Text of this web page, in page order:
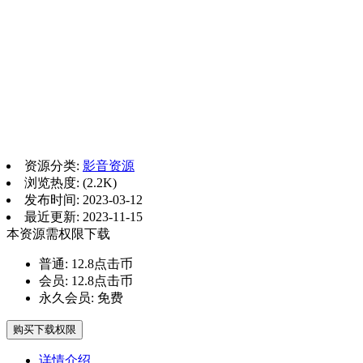
资源分类: 影音资源
浏览热度: (2.2K)
发布时间: 2023-03-12
最近更新: 2023-11-15
本资源需权限下载
普通: 12.8点击币
会员: 12.8点击币
永久会员: 免费
购买下载权限
详情介绍